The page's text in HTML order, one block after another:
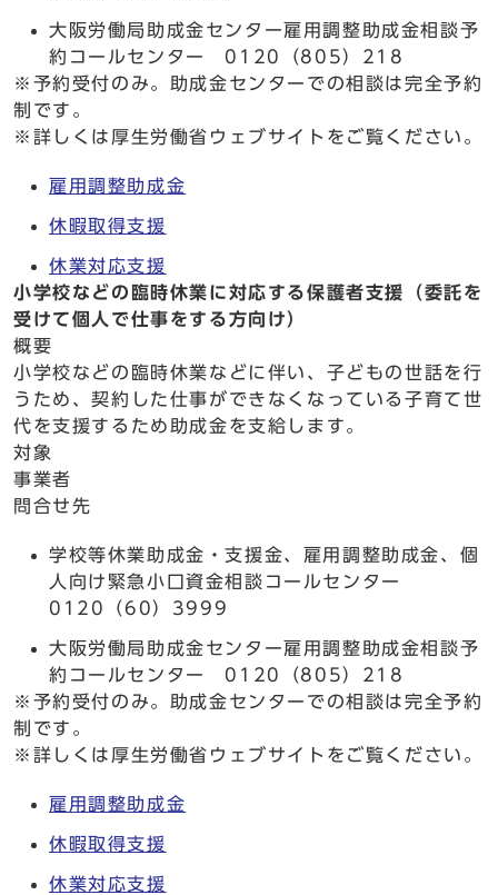
大阪労働局助成金センター雇用調整助成金相談予
約コールセンター 0120（805）218
※予約受付のみ。助成金センターでの相談は完全予約
制です。
※詳しくは厚生労働省ウェブサイトをご覧ください。
雇用調整助成金
休暇取得支援
休業対応支援
小学校などの臨時休業に対応する保護者支援（委託を
受けて個人で仕事をする方向け）
概要
小学校などの臨時休業などに伴い、子どもの世話を行
うため、契約した仕事ができなくなっている子育て世
代を支援するため助成金を支給します。
対象
事業者
問合せ先
学校等休業助成金・支援金、雇用調整助成金、個
人向け緊急小口資金相談コールセンター
0120（60）3999
大阪労働局助成金センター雇用調整助成金相談予
約コールセンター 0120（805）218
※予約受付のみ。助成金センターでの相談は完全予約
制です。
※詳しくは厚生労働省ウェブサイトをご覧ください。
雇用調整助成金
休暇取得支援
休業対応支援